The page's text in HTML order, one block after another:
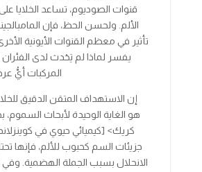
قنوات الصوديوم، تساعد الخلايا
الألم. ولحسن الحظ، فإن
تأثير في معظم القنوات الأيونية
يفسر لماذا لم يَحْدث لدى
المركبات أيُّ
إن الاستهداف المتقن الدقيق
كريك> [كيميائي حيوي في
جزيئات السم كحبوب للألم، فإنها